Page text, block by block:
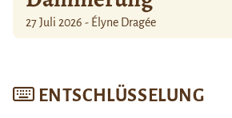
27 Juli 2026 - Élyne Dragée
ENTSCHLÜSSELUNG